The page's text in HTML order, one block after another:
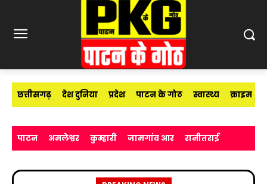
छत्तीसगढ़ देश दुनिया प्रदेश पाटन के गोठ स्वास्थ्य क्राइम
पाटन अमलेश्वर कुम्हारी जामगांव आर रानीतराई